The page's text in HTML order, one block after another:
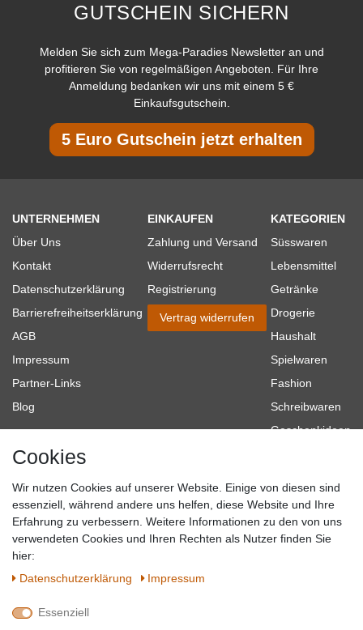
GUTSCHEIN SICHERN
Melden Sie sich zum Mega-Paradies Newsletter an und
profitieren Sie von regelmäßigen Angeboten. Für Ihre
Anmeldung bedanken wir uns mit einem 5 €
Einkaufsgutschein.
5 Euro Gutschein jetzt erhalten
UNTERNEHMEN
Über Uns
Kontakt
Datenschutzerklärung
Barrierefreiheitserklärung
AGB
Impressum
Partner-Links
Blog
EINKAUFEN
Zahlung und Versand
Widerrufsrecht
Registrierung
Vertrag widerrufen
KATEGORIEN
Süsswaren
Lebensmittel
Getränke
Drogerie
Haushalt
Spielwaren
Fashion
Schreibwaren
Geschenkideen
Topmarken
SICHER EINKAUFEN
QUALITÄT
WIR AKZEPTIEREN
Cookies
Wir nutzen Cookies auf unserer Website. Einige von diesen sind
essenziell, während andere uns helfen, diese Website und Ihre
Erfahrung zu verbessern. Weitere Informationen zu den von uns
verwendeten Cookies und Ihren Rechten als Nutzer finden Sie
hier:
Daten­schutz­erklärung
Impressum
Essenziell